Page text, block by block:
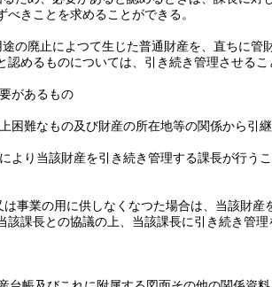
きことを求めることができる。
の廃止によつて生じた普通財産を、直ちに管
めるものについては、引き続き管理させるこ
があるもの
難なもの及び財産の所在地等の関係から引
より当該財産を引き続き管理する課長が行うこ
事業の用に供しなくなつた場合は、当該財産
課長との協議の上、当該課長に引き続き管